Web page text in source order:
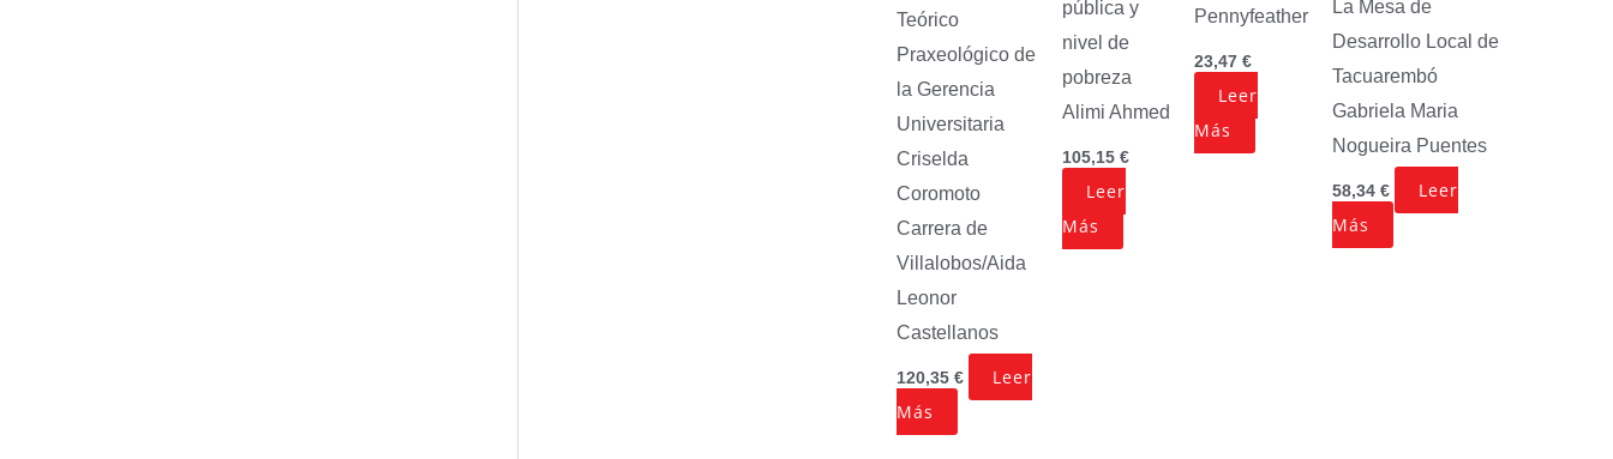
Teórico
Praxeológico de
la Gerencia
Universitaria
Criselda
Coromoto
Carrera de
Villalobos/Aida
Leonor
Castellanos
120,35 €
Leer
Más
pública y
nivel de
pobreza
Alimi Ahmed
105,15 €
Leer
Más
Pennyfeather
23,47 €
Leer
Más
La Mesa de
Desarrollo Local de
Tacuarembó
Gabriela Maria
Nogueira Puentes
58,34 €
Leer
Más